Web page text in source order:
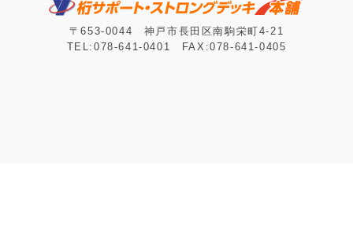
〒653-0044 神戸市長田区南駒栄町4-21
TEL:078-641-0401 FAX:078-641-0405